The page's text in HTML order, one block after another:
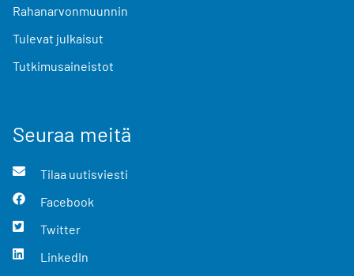
Rahanarvonmuunnin
Tulevat julkaisut
Tutkimusaineistot
Seuraa meitä
Tilaa uutisviesti
Facebook
Twitter
LinkedIn